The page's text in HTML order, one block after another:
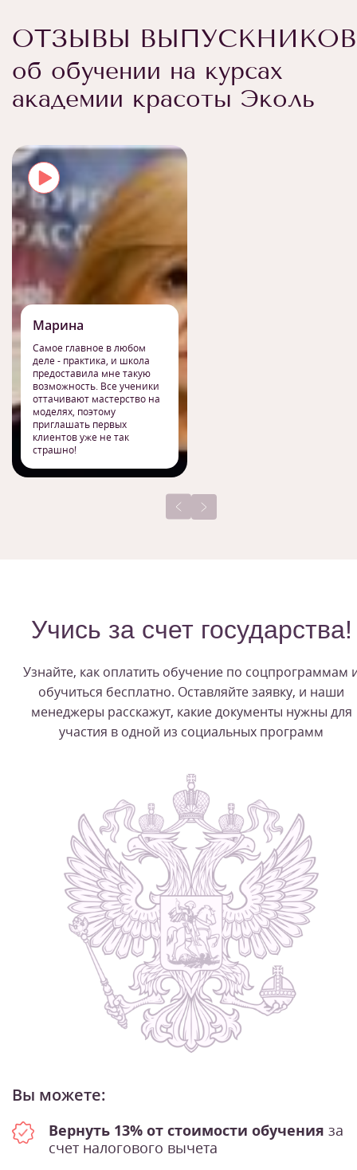
ОТЗЫВЫ ВЫПУСКНИКОВ
об обучении на курсах
академии красоты Эколь
Марина
Самое главное в любом
деле - практика, и школа
предоставила мне такую
возможность. Все ученики
оттачивают мастерство на
моделях, поэтому
приглашать первых
клиентов уже не так
страшно!
Учись за счет государства!
Узнайте, как оплатить обучение по соцпрограммам
обучиться бесплатно. Оставляйте заявку, и наши
менеджеры расскажут, какие документы нужны для
участия в одной из социальных программ
Вы можете:
Вернуть 13% от стоимости обучения за
счет налогового вычета